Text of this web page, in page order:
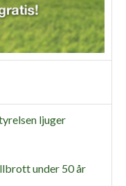
ljuger
under 50 år